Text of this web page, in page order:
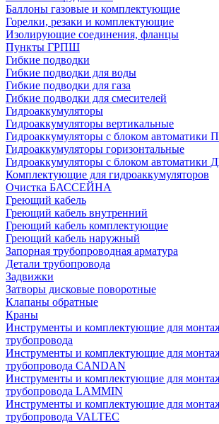
Баллоны газовые и комплектующие
Горелки, резаки и комплектующие
Изолирующие соединения, фланцы
Пункты ГРПШ
Гибкие подводки
Гибкие подводки для воды
Гибкие подводки для газа
Гибкие подводки для смесителей
Гидроаккумуляторы
Гидроаккумуляторы вертикальные
Гидроаккумуляторы с блоком
Гидроаккумуляторы горизонтальные
Гидроаккумуляторы с блоком
Комплектующие для гидроаккумуляторов
Очистка БАССЕЙНА
Греющий кабель
Греющий кабель внутренний
Греющий кабель комплектующие
Греющий кабель наружный
Запорная трубопроводная арматура
Детали трубопровода
Задвижки
Затворы дисковые поворотные
Клапаны обратные
Краны
Инструменты и комплектующие для
трубопровода
Инструменты и комплектующие для
трубопровода CANDAN
Инструменты и комплектующие для
трубопровода LAMMIN
Инструменты и комплектующие для
трубопровода VALTEC